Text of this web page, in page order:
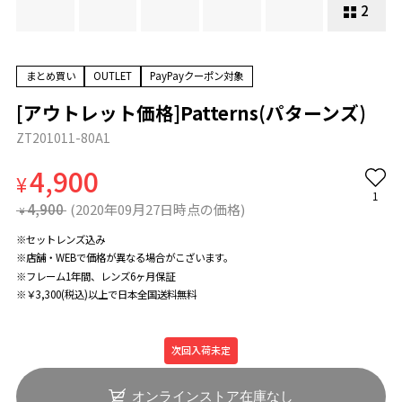
2
まとめ買い OUTLET PayPayクーポン対象
[アウトレット価格]Patterns(パターンズ)
ZT201011-80A1
¥4,900
¥ 4,900 (2020年09月27日時点の価格)
1
※セットレンズ込み
※店舗・WEBで価格が異なる場合がこざいます。
※フレーム1年間、レンズ6ヶ月保証
※￥3,300(税込)以上で日本全国送料無料
次回入荷未定
オンラインストア在庫なし